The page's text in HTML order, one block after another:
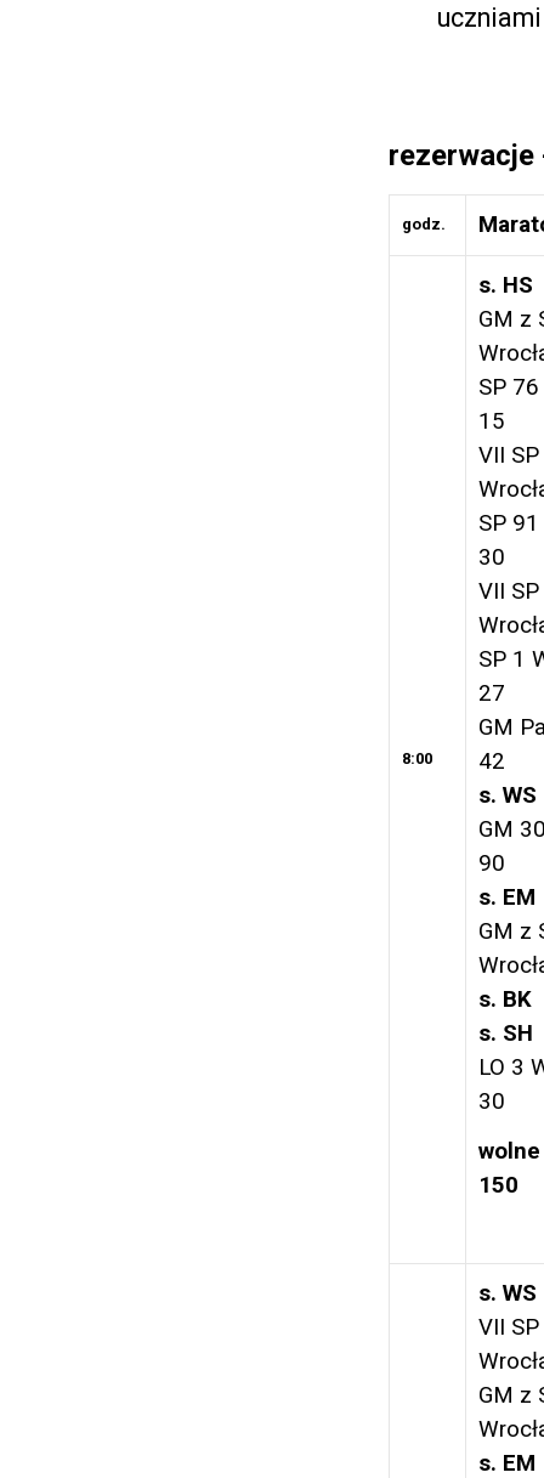
godz.
8:00
s. HS
GM z
SP 76
15
VII
SP 91
30
VII
SP 1
27
GM
42
s. WS
GM
90
s. EM
GM z
s. BK
s. SH
LO 3
30
150
s. WS
VII
GM z
s. EM